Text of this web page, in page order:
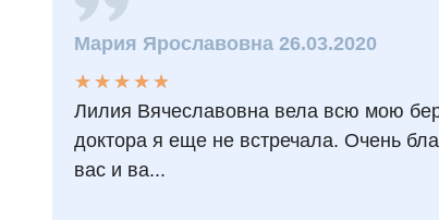
Мария Ярославовна 26.03.2020
★
★
★
★
★
★ ★ ★ ★ ★
Лилия Вячеславовна вела всю мою
доктора я еще не встречала. Очень
вас и ва...